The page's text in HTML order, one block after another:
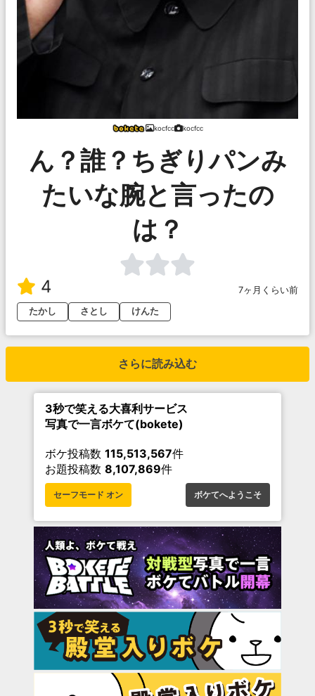
kocfcc kocfcc
ん？誰？ちぎりパンみ
たいな腕と言ったの
は？
4
7ヶ月くらい前
たかし
さとし けんた
さらに読み込む
3秒で笑える大喜利サービス
写真で一言ボケて(bokete)
ボケ投稿数 115,513,567件
お題投稿数 8,107,869件
セーフモード オン ボケてへようこそ